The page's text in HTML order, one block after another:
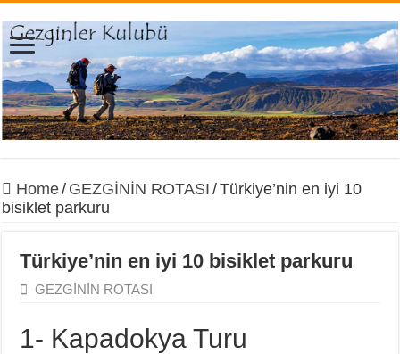
Home/ GEZGİNİN ROTASI /Türkiye’nin en iyi 10
bisiklet parkuru
Türkiye’nin en iyi 10 bisiklet parkuru
GEZGİNİN ROTASI
1- Kapadokya Turu